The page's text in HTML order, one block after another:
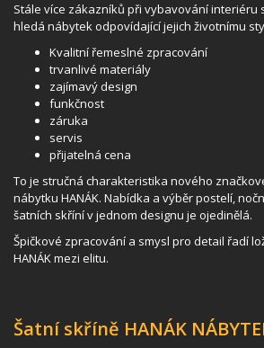
Stále více zákazníků při vybavování interiéru
hledá nábytek odpovídající jejich životnímu
Kvalitní řemeslné zpracování
trvanlivé materiály
zajímavý design
funkčnost
záruka
servis
přijatelná cena
To je stručná charakteristika nového
nábytku HANÁK. Nabídka a výběr postelí,
šatních skříní v jednom designu je ojedinělá.
Špičkové zpracování a smysl pro detail řadí
HANÁK mezi elitu.
Šatní skříně HANÁK